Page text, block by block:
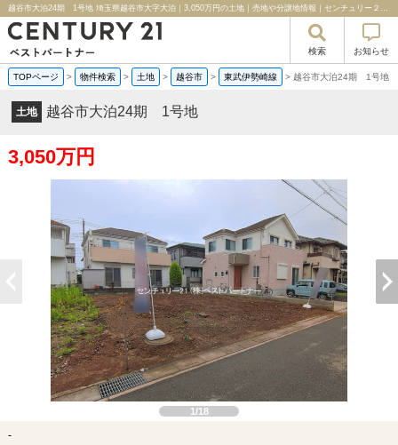
越谷市大泊24期 1号地 埼玉県越谷市大字大泊｜3,050万円の土地｜売地や分譲地情報｜センチュリー２１ベストパートナー
検索 お知らせ
TOPページ > 物件検索 > 土地 > 越谷市 > 東武伊勢崎線 > 越谷市大泊24期 1号地
土地 越谷市大泊24期 1号地
3,050万円
1/18
-